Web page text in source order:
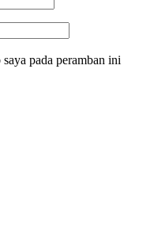
pada peramban ini